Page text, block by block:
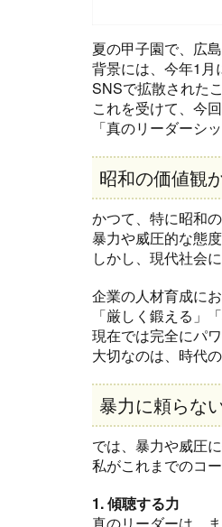
夏の甲子園で、広
背景には、今年1月
SNSで拡散された
これを受けて、今
「真のリーダーシ
昭和の価値観
かつて、特に昭和
暴力や威圧的な態
しかし、現代社会
企業の人材育成に
「厳しく鍛える」
現在では完全にパ
大切なのは、時代
暴力に頼らな
では、暴力や威圧
私がこれまでのコ
1. 傾聴する力
真のリーダーは、